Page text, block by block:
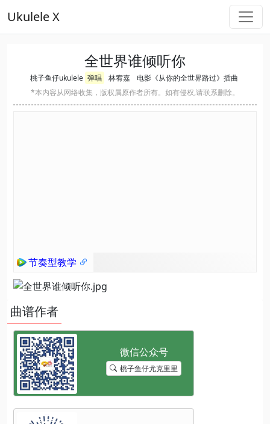
Ukulele X
全世界谁倾听你
桃子鱼仔ukulele 弹唱 林宥嘉
电影《从你的全世界路过》插曲
*本内容从网络收集，版权属原作者所有。如有侵权,请联系删除。
节奏型教学
曲谱作者
桃子鱼仔尤克里里